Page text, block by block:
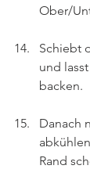
Ober/
Schiebt
und
backen.
Danach
Rand